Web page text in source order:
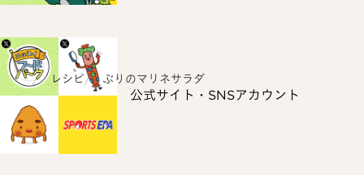
公式サイト・SNSアカウント
ホーム レシピ ぶりのマリネサラダ